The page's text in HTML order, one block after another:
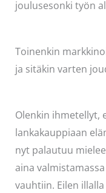
joulusesonki työn
Toinenkin
ja sitäkin varten
Olenkin ihmetellyt,
lankakauppiaan
nyt palautuu
aina
vauhtiin. Eilen